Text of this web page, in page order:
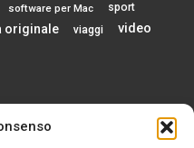
software per Mac sport
originale viaggi video